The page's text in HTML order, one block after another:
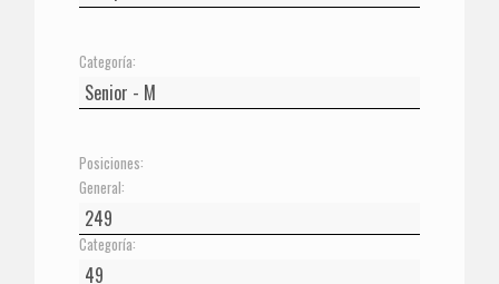
Categoría:
Posiciones:
General:
Categoría: